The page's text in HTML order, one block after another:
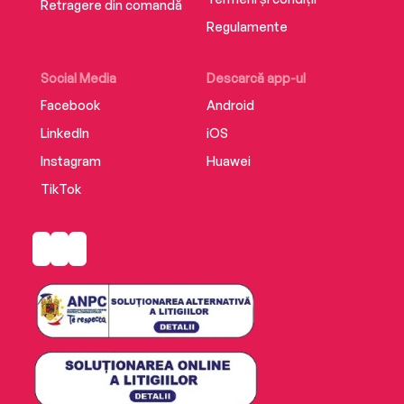
with hope and heartbreak, and the unparalleled
power of love.
Retragere din comandă
Social Media
Facebook
LinkedIn
Instagram
TikTok
Descarcă app-ul
Android
iOS
Huawei
Regulamente